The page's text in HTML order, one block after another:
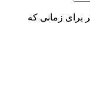
برای زمانی که